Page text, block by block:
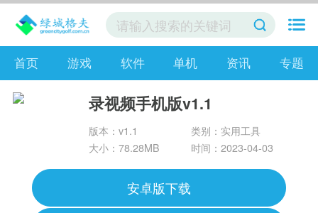
首页 游戏 软件 单机 资讯 专题
录视频手机版v1.1
版本：v1.1
类别：实用工具
大小：78.28MB
时间：2023-04-03
安卓版下载